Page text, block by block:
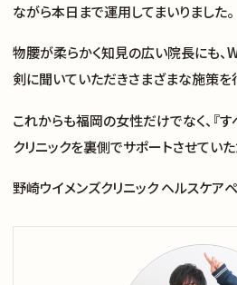
ながら本日まで運用してまいりました。
物腰が柔らかく知見の広い院長にも、
剣に聞いていただきさまざまな施策を
これからも福岡の女性だけでなく、『
クリニックを裏側でサポートさせていた
野崎ウイメンズクリニック ヘルスケア